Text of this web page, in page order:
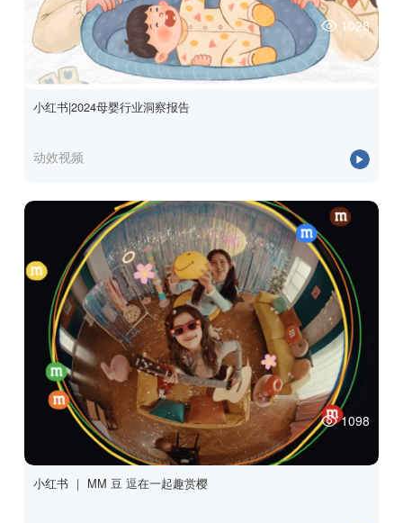
1028
小红书|2024母婴行业洞察报告
动效视频
1098
小红书 ｜ MM 豆 逗在一起趣赏樱